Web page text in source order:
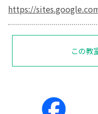
https://
この教